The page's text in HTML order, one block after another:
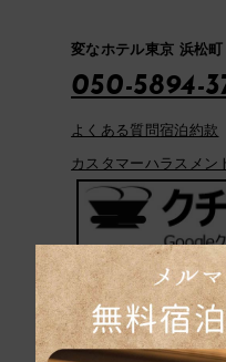
変なホテル東京 浜松
050-5894-
よくある質問宿泊約款
カスタマーハラスメン
団体旅行の
わせ